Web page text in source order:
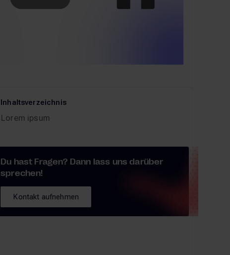
Inhaltsverzeichnis
Lorem ipsum
Du hast Fragen? Dann lass uns darüber
sprechen!
Kontakt aufnehmen